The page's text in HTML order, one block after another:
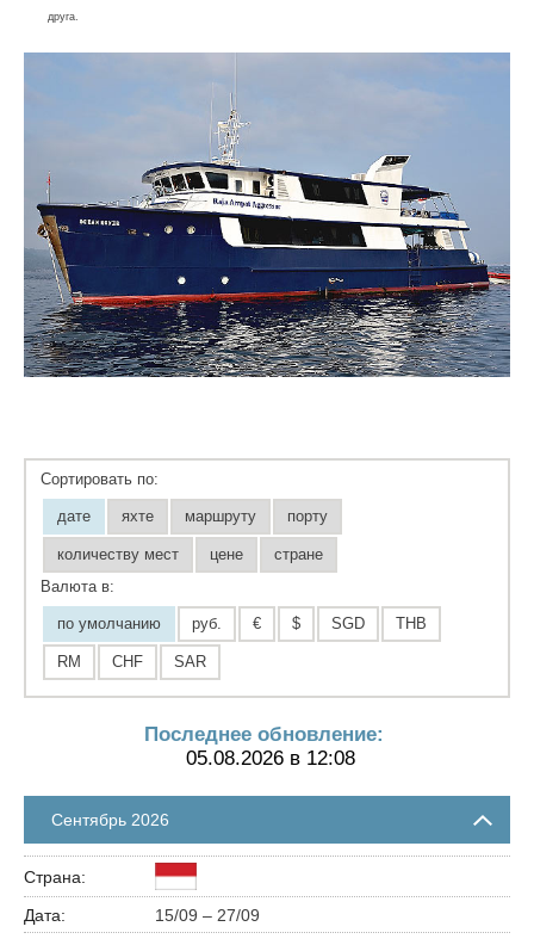
друга.
Сортировать по:
дате яхте маршруту порту
количеству мест цене
стране
Валюта в:
по умолчанию руб. € $ SGD THB
RM CHF SAR
Последнее обновление:
05.08.2026 в 12:08
Сентябрь 2026
15/09 – 27/09